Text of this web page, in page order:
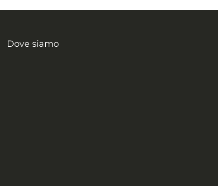
Dove siamo